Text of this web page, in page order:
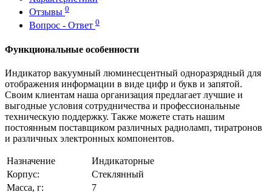
Отзывы 0
Вопрос - Ответ 0
Функциональные особенности
Индикатор вакуумный люминесцентный одноразрядный для
отображения информации в виде цифр и букв и запятой.
Своим клиентам наша организация предлагает лучшие и
выгодные условия сотрудничества и профессиональные
техническую поддержку. Также можете стать нашим
постоянным поставщиком различных радиоламп, тиратронов
и различных электронных компонентов.
Назначение
Индикаторные
Корпус:
Стеклянный
Масса, г:
7